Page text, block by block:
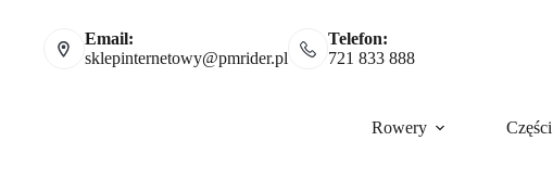
Email:
sklepinternetowy@pmrider.pl
Telefon:
721 833 888
Rowery Części